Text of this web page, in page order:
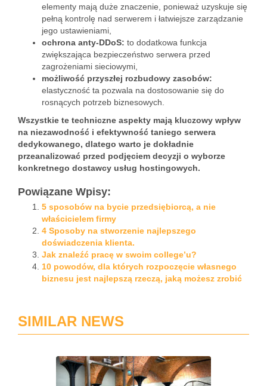
elementy mają duże znaczenie, ponieważ uzyskuje się
pełną kontrolę nad serwerem i łatwiejsze zarządzanie
jego ustawieniami,
ochrona anty-DDoS: to dodatkowa funkcja
zwiększająca bezpieczeństwo serwera przed
zagrożeniami sieciowymi,
możliwość przyszłej rozbudowy zasobów:
elastyczność ta pozwala na dostosowanie się do
rosnących potrzeb biznesowych.
Wszystkie te techniczne aspekty mają kluczowy wpływ
na niezawodność i efektywność taniego serwera
dedykowanego, dlatego warto je dokładnie
przeanalizować przed podjęciem decyzji o wyborze
konkretnego dostawcy usług hostingowych.
Powiązane Wpisy:
5 sposobów na bycie przedsiębiorcą, a nie
właścicielem firmy
4 Sposoby na stworzenie najlepszego
doświadczenia klienta.
Jak znaleźć pracę w swoim college’u?
10 powodów, dla których rozpoczęcie własnego
biznesu jest najlepszą rzeczą, jaką możesz zrobić
SIMILAR NEWS